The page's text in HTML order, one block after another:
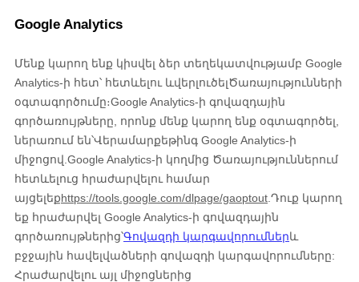
Google Analytics
Մենք կարող ենք կիսվել ձեր տեղեկատվությամբ Google
Analytics-ի հետ՝ հետևելու և վերլուծելԾառայությունների
օգտագործումը։Google Analytics-ի գովազդային
գործառույթները, որոնք մենք կարող ենք օգտագործել,
ներառում են՝Վերամարքեթինգ Google Analytics-ի
միջոցով Google Analytics-ի կողմից Ծառայություններում
հետևելուց հրաժարվելու համար
այցելեքhttps://tools.google.com/dlpage/gaoptout Դուք կարող
եք հրաժարվել Google Analytics-ի գովազդային
գործառույթներից՝Գովազդի կարգավորումներև
բջջային հավելվածների գովազդի կարգավորումները:
Հրաժարվելու այլ միջոցներից